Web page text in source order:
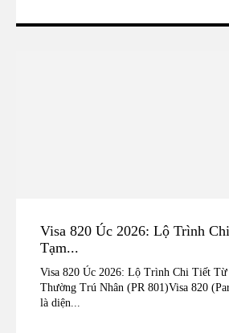
Visa 820 Úc 2026: Lộ Trình
Tạm...
Visa 820 Úc 2026: Lộ Trình Chi Tiết
Thường Trú Nhân (PR 801)Visa 820
là diện...